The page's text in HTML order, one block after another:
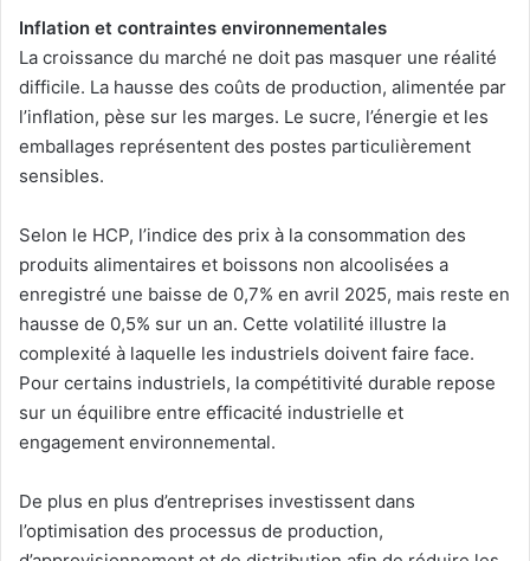
Inflation et contraintes environnementales
La croissance du marché ne doit pas masquer une réalité
difficile. La hausse des coûts de production, alimentée par
l’inflation, pèse sur les marges. Le sucre, l’énergie et les
emballages représentent des postes particulièrement
sensibles.
Selon le HCP, l’indice des prix à la consommation des
produits alimentaires et boissons non alcoolisées a
enregistré une baisse de 0,7% en avril 2025, mais reste en
hausse de 0,5% sur un an. Cette volatilité illustre la
complexité à laquelle les industriels doivent faire face.
Pour certains industriels, la compétitivité durable repose
sur un équilibre entre efficacité industrielle et
engagement environnemental.
De plus en plus d’entreprises investissent dans
l’optimisation des processus de production,